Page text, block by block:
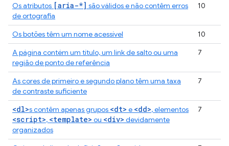
Os atributos [aria-*] são válidos e não contêm erros
de ortografia
10
Os botões têm um nome acessível
10
A página contém um título, um link de salto ou uma
região de ponto de referência
7
As cores de primeiro e segundo plano têm uma taxa
de contraste suficiente
7
<dl>s contêm apenas grupos <dt> e <dd>, elementos
<script>, <template> ou <div> devidamente
organizados
7